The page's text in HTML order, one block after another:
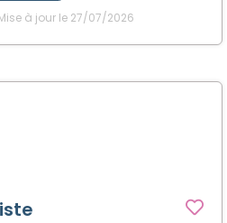
à jour le 27/07/2026